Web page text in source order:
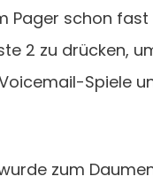
schon fast
2 zu drücken,
Spiele
zum